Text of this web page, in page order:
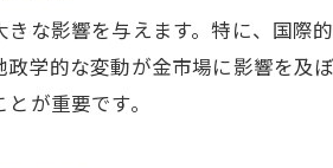
金相
金を
な影響を与えます。特に、国際
学的な変動が金市場に影響を及
が重要です。